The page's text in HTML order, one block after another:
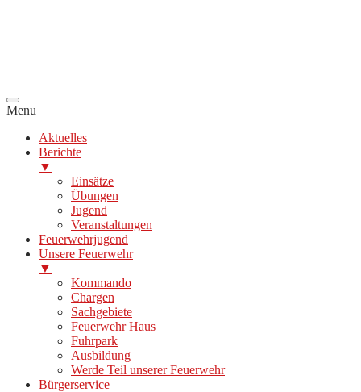
Menu
Aktuelles
Berichte
▼
Einsätze
Übungen
Jugend
Veranstaltungen
Feuerwehrjugend
Unsere Feuerwehr
▼
Kommando
Chargen
Sachgebiete
Feuerwehr Haus
Fuhrpark
Ausbildung
Werde Teil unserer Feuerwehr
Bürgerservice